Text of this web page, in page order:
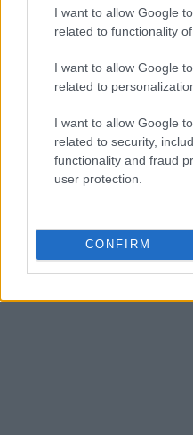
I want to allow Google
related to functionality
I want to allow Google
related to
I want to allow Google
related to security,
functionality and fraud
user protection.
CONFIRM